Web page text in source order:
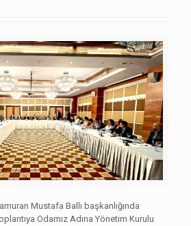
Mustafa Ballı başkanlığında
Odamız Adına Yönetim Kurulu